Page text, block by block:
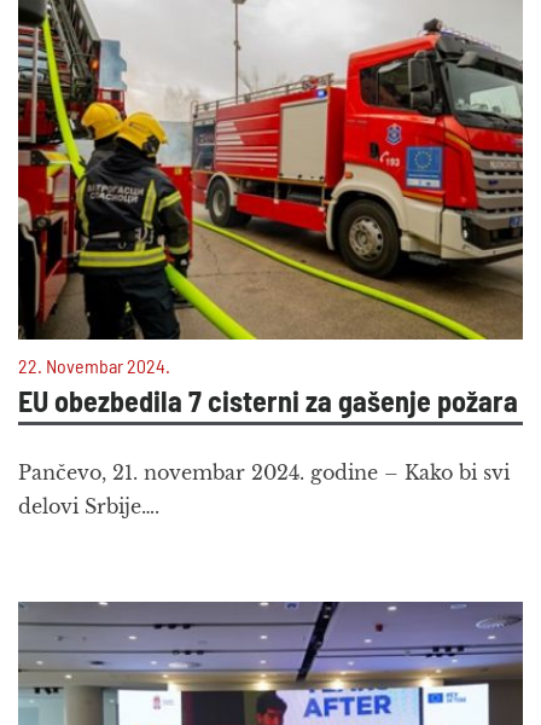
22. Novembar 2024.
EU obezbedila 7 cisterni za gašenje požara
Pančevo, 21. novembar 2024. godine – Kako bi svi
delovi Srbije….